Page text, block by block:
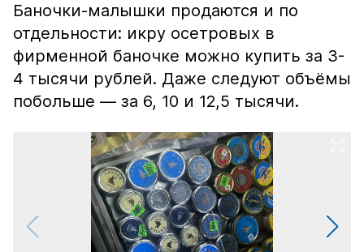
Баночки-малышки продаются и по
отдельности: икру осетровых в
фирменной баночке можно купить за 3-
4 тысячи рублей. Даже следуют объёмы
побольше — за 6, 10 и 12,5 тысячи.